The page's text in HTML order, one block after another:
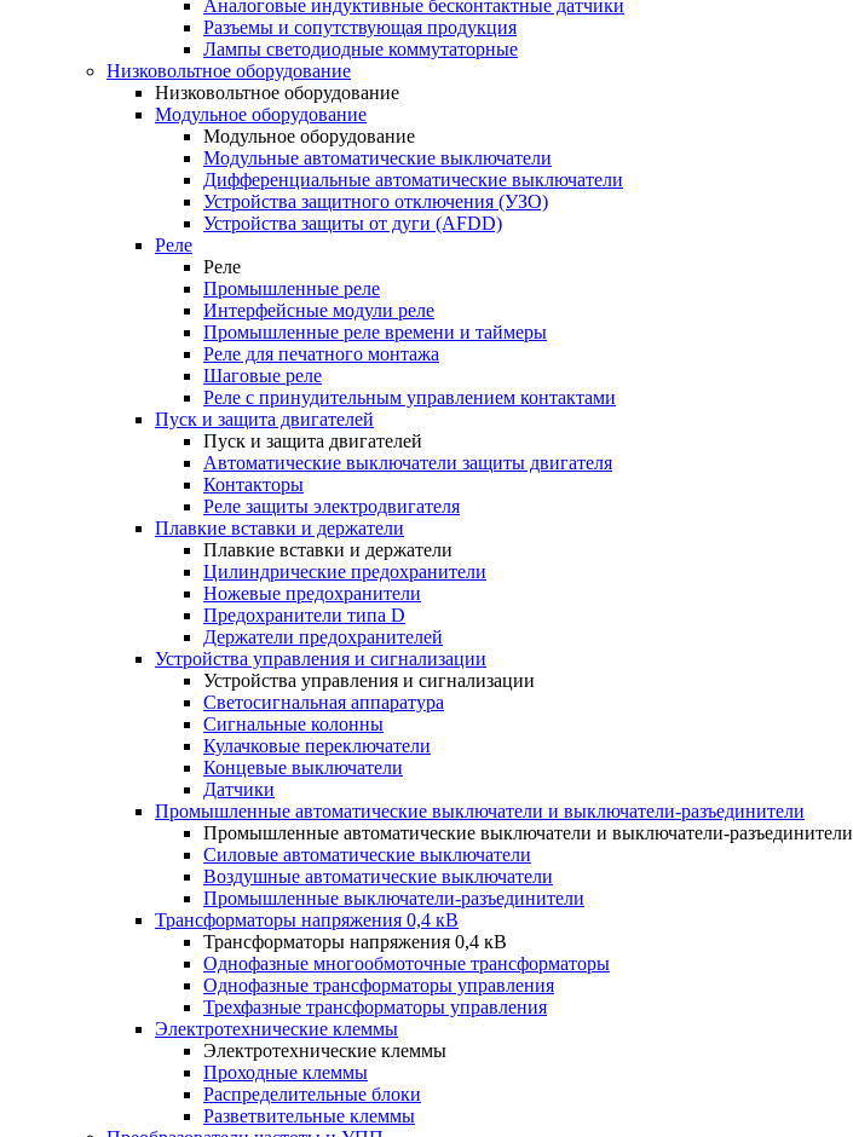
Аналоговые индуктивные бесконтактные датчики
Разъемы и сопутствующая продукция
Лампы светодиодные коммутаторные
Низковольтное оборудование
Низковольтное оборудование
Модульное оборудование
Модульное оборудование
Модульные автоматические выключатели
Дифференциальные автоматические выключатели
Устройства защитного отключения (УЗО)
Устройства защиты от дуги (AFDD)
Реле
Реле
Промышленные реле
Интерфейсные модули реле
Промышленные реле времени и таймеры
Реле для печатного монтажа
Шаговые реле
Реле с принудительным управлением контактами
Пуск и защита двигателей
Пуск и защита двигателей
Автоматические выключатели защиты двигателя
Контакторы
Реле защиты электродвигателя
Плавкие вставки и держатели
Плавкие вставки и держатели
Цилиндрические предохранители
Ножевые предохранители
Предохранители типа D
Держатели предохранителей
Устройства управления и сигнализации
Устройства управления и сигнализации
Светосигнальная аппаратура
Сигнальные колонны
Кулачковые переключатели
Концевые выключатели
Датчики
Промышленные автоматические выключатели и выключатели-разъединители
Промышленные автоматические выключатели и выключатели-разъединители
Силовые автоматические выключатели
Воздушные автоматические выключатели
Промышленные выключатели-разъединители
Трансформаторы напряжения 0,4 кВ
Трансформаторы напряжения 0,4 кВ
Однофазные многообмоточные трансформаторы
Однофазные трансформаторы управления
Трехфазные трансформаторы управления
Электротехнические клеммы
Электротехнические клеммы
Проходные клеммы
Распределительные блоки
Разветвительные клеммы